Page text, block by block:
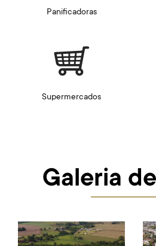
Panificadoras
Supermercados
Galeria